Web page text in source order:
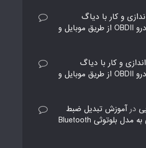
و کار با دیاگ
ELM327 خودرو OBDII از طریق موبایل و
و کار با دیاگ
ELM327 خودرو OBDII از طریق موبایل و
درآموزش تبدیل ضبط
صوت قدیمی به مدل بلوتوثی Bluetooth